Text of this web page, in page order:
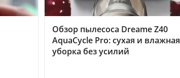
Обзор пылесоса Dreame Z40
AquaCycle Pro: сухая и влажная
уборка без усилий